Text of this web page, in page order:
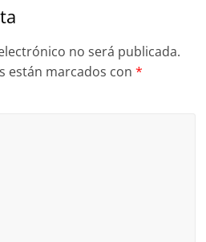
no será publicada.
están marcados con*